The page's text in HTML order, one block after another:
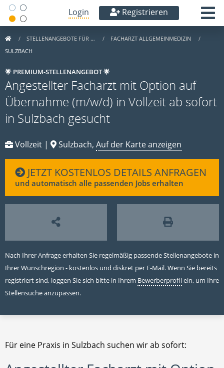
Login Registrieren
STELLENANGEBOTE FÜR …
FACHARZT ALLGEMEINMEDIZIN
SULZBACH
🌟 PREMIUM-STELLENANGEBOT 🌟
Angestellter Facharzt mit Option auf
Übernahme (m/w/d) in Vollzeit ab sofort
in Sulzbach gesucht
Vollzeit | Sulzbach, Auf der Karte anzeigen
JETZT KOSTENLOS DETAILS ANFRAGEN
und automatisch alle passenden Jobs erhalten
Nach Ihrer Anfrage erhalten Sie regelmäßig passende Stellenangebote in
Ihrer Wunschregion - kostenlos und diskret per E-Mail. Wenn Sie bereits
registriert sind, loggen Sie sich bitte in Ihrem Bewerberprofilein, um Ihre
Stellensuche anzupassen.
Für eine Praxis in Sulzbach suchen wir ab sofort: